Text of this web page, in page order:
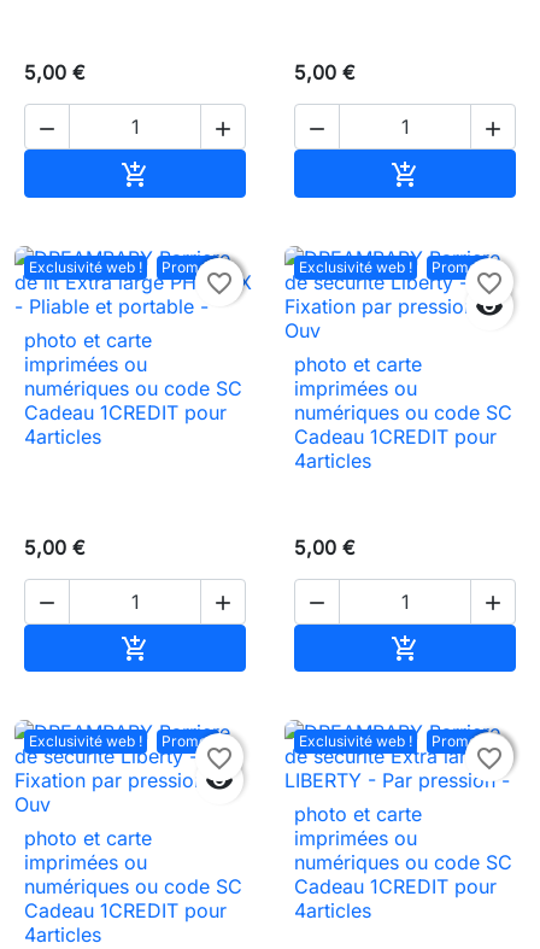
5,00 €
 

5,00 €
 

Exclusivité web ! Promo !

favorite_border
photo et carte
imprimées ou
numériques ou code SC
Cadeau 1CREDIT pour
4articles
5,00 €
 

Exclusivité web ! Promo !

favorite_border
photo et carte
imprimées ou
numériques ou code SC
Cadeau 1CREDIT pour
4articles
5,00 €
 

Exclusivité web ! Promo !

favorite_border
photo et carte
imprimées ou
numériques ou code SC
Cadeau 1CREDIT pour
4articles
Exclusivité web ! Promo !

favorite_border
photo et carte
imprimées ou
numériques ou code SC
Cadeau 1CREDIT pour
4articles